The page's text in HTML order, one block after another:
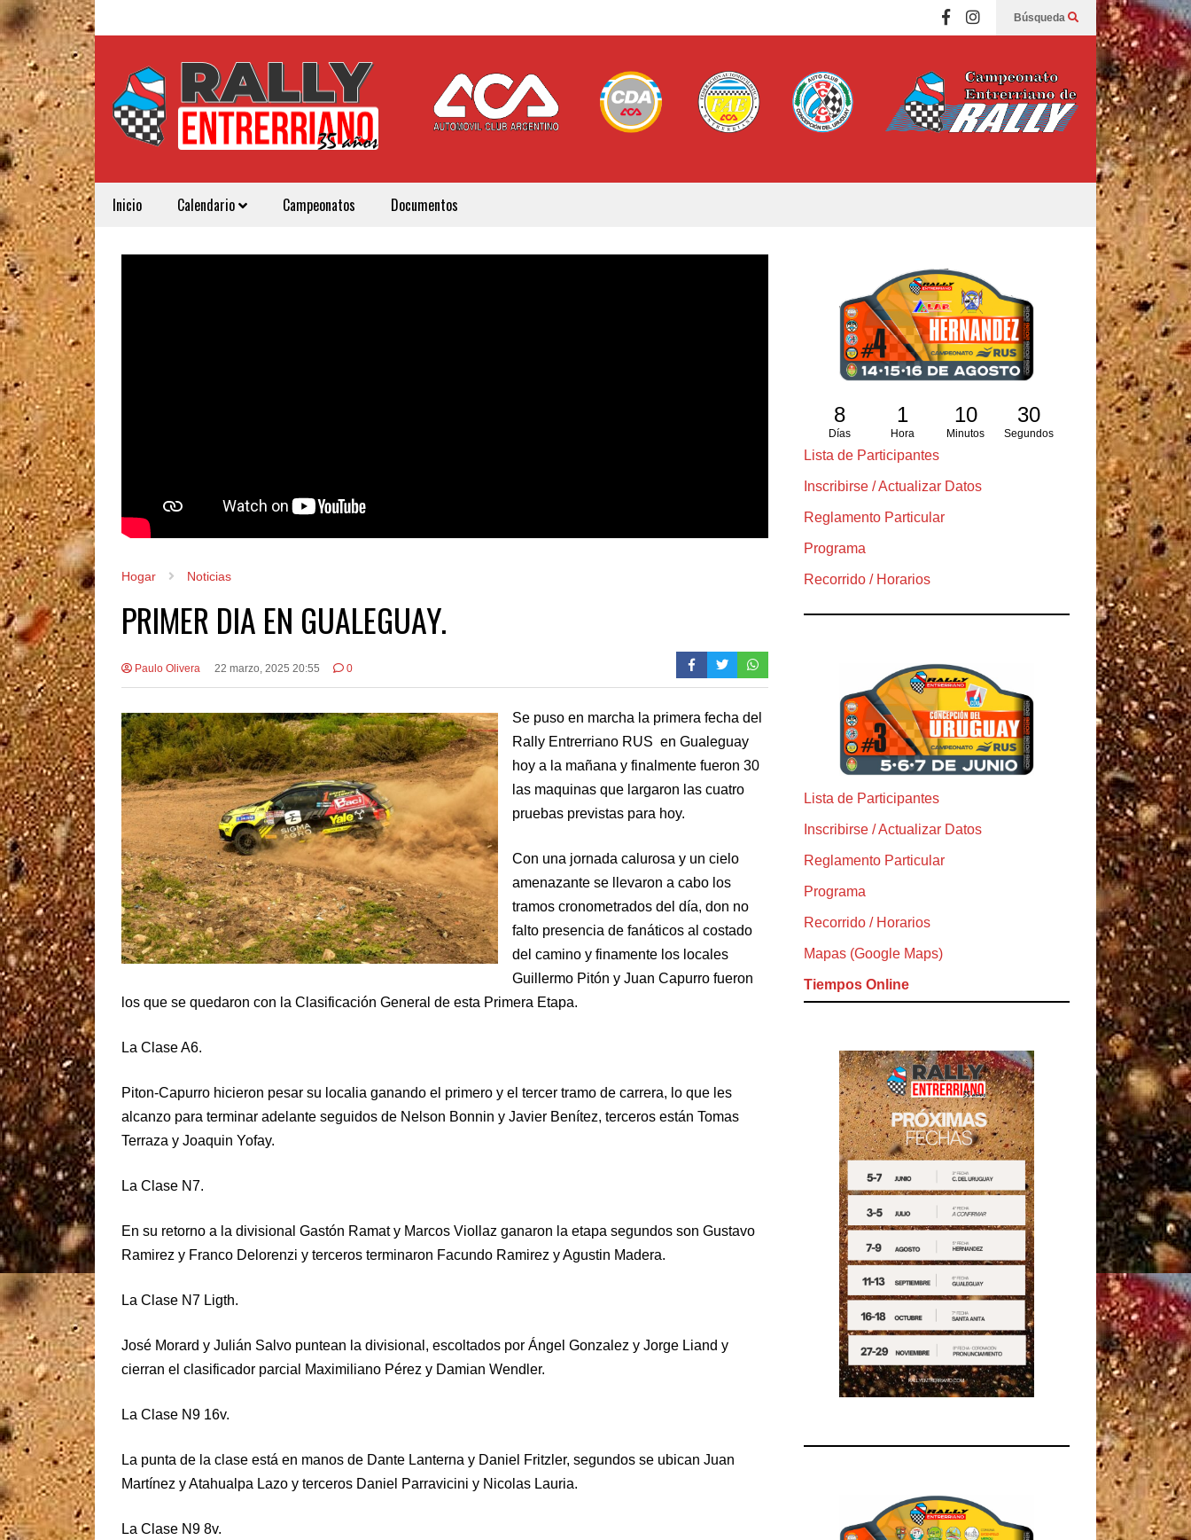
Búsqueda
Inicio Calendario Campeonatos Documentos
Hogar Noticias
PRIMER DIA EN GUALEGUAY.
Paulo Olivera 22 marzo, 2025 20:55 0
Se puso en marcha la primera fecha del
Rally Entrerriano RUS en Gualeguay
hoy a la mañana y finalmente fueron 30
las maquinas que largaron las cuatro
pruebas previstas para hoy.
Con una jornada calurosa y un cielo
amenazante se llevaron a cabo los
tramos cronometrados del día, don no
falto presencia de fanáticos al costado
del camino y finamente los locales
Guillermo Pitón y Juan Capurro fueron
los que se quedaron con la Clasificación General de esta Primera Etapa.
La Clase A6.
Piton-Capurro hicieron pesar su localia ganando el primero y el tercer tramo de carrera, lo que les
alcanzo para terminar adelante seguidos de Nelson Bonnin y Javier Benítez, terceros están Tomas
Terraza y Joaquin Yofay.
La Clase N7.
En su retorno a la divisional Gastón Ramat y Marcos Viollaz ganaron la etapa segundos son Gustavo
Ramirez y Franco Delorenzi y terceros terminaron Facundo Ramirez y Agustin Madera.
La Clase N7 Ligth.
José Morard y Julián Salvo puntean la divisional, escoltados por Ángel Gonzalez y Jorge Liand y
cierran el clasificador parcial Maximiliano Pérez y Damian Wendler.
La Clase N9 16v.
La punta de la clase está en manos de Dante Lanterna y Daniel Fritzler, segundos se ubican Juan
Martínez y Atahualpa Lazo y terceros Daniel Parravicini y Nicolas Lauria.
La Clase N9 8v.
8
Días
1
Hora
10
Minutos
28
Segundos
Lista de Participantes
Inscribirse / Actualizar Datos
Reglamento Particular
Programa
Recorrido / Horarios
Lista de Participantes
Inscribirse / Actualizar Datos
Reglamento Particular
Programa
Recorrido / Horarios
Mapas (Google Maps)
Tiempos Online